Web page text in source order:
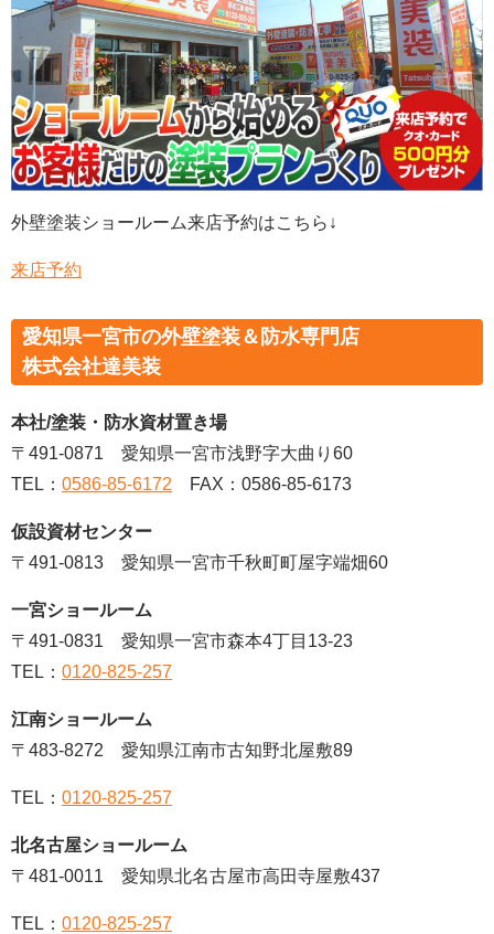
外壁塗装ショールーム来店予約はこちら↓
来店予約
愛知県一宮市の外壁塗装＆防水専門店
株式会社達美装
本社/塗装・防水資材置き場
〒491-0871 愛知県一宮市浅野字大曲り60
TEL： 0586-85-6172 FAX：0586-85-6173
仮設資材センター
〒491-0813 愛知県一宮市千秋町町屋字端畑60
一宮ショールーム
〒491-0831 愛知県一宮市森本4丁目13-23
TEL： 0120-825-257
江南ショールーム
〒483-8272 愛知県江南市古知野北屋敷89
TEL： 0120-825-257
北名古屋ショールーム
〒481-0011 愛知県北名古屋市高田寺屋敷437
TEL： 0120-825-257